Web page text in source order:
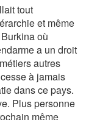
tout
et même
où
a un droit
autres
à jamais
dans ce pays.
Plus personne
même